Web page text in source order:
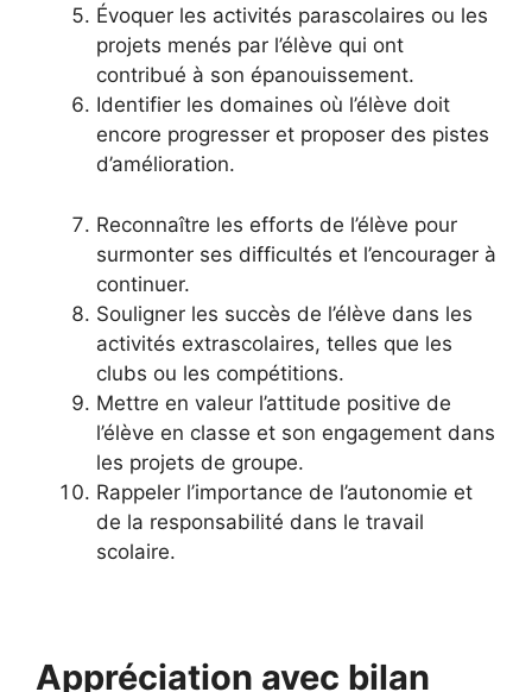
Évoquer les activités parascolaires ou les
projets menés par l’élève qui ont
contribué à son épanouissement.
Identifier les domaines où l’élève doit
encore progresser et proposer des pistes
d’amélioration.
Reconnaître les efforts de l’élève pour
surmonter ses difficultés et l’encourager à
continuer.
Souligner les succès de l’élève dans les
activités extrascolaires, telles que les
clubs ou les compétitions.
Mettre en valeur l’attitude positive de
l’élève en classe et son engagement dans
les projets de groupe.
Rappeler l’importance de l’autonomie et
de la responsabilité dans le travail
scolaire.
Appréciation avec bilan